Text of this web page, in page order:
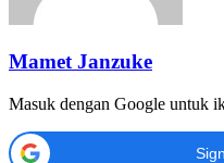
Mamet Janzuke
Masuk dengan Google untuk